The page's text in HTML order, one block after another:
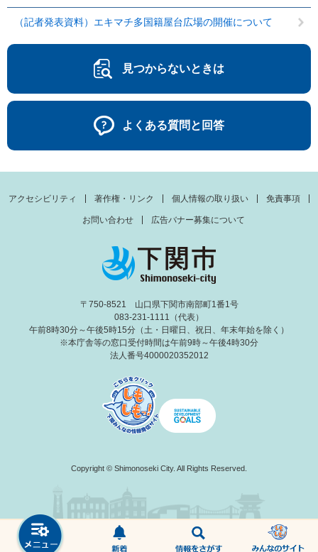
（記者発表資料）エキマチ多国籍屋台広場の開催について
見つからないときは
よくある質問と回答
アクセシビリティ 著作権・リンク 個人情報の取り扱い 免責事項
お問い合わせ 広告バナー募集について
〒750-8521 山口県下関市南部町1番1号
083-231-1111（代表）
午前8時30分～午後5時15分（土・日曜日、祝日、年末年始を除く）
※本庁舎等の窓口受付時間は午前9時～午後4時30分
法人番号4000020352012
Copyright © Shimonoseki City. All Rights Reserved.